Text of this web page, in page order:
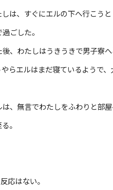
は、すぐにエルの下へ行こう
ごした。
、わたしはうきうきで男子寮へ
らエルはまだ寝ているようで
、無言でわたしをふわりと部
。
応はない。